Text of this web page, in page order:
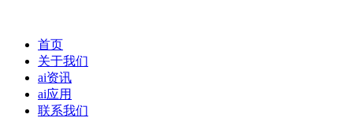
首页
关于我们
ai资讯
ai应用
联系我们